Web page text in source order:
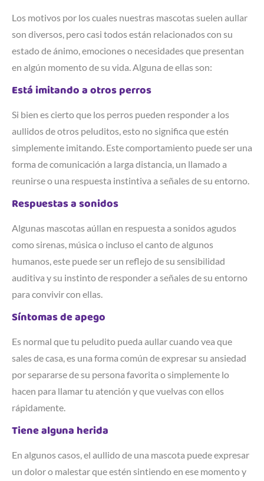
Los motivos por los cuales nuestras mascotas suelen aullar
son diversos, pero casi todos están relacionados con su
estado de ánimo, emociones o necesidades que presentan
en algún momento de su vida. Alguna de ellas son:
Está imitando a otros perros
Si bien es cierto que los perros pueden responder a los
aullidos de otros peluditos, esto no significa que estén
simplemente imitando. Este comportamiento puede ser una
forma de comunicación a larga distancia, un llamado a
reunirse o una respuesta instintiva a señales de su entorno.
Respuestas a sonidos
Algunas mascotas aúllan en respuesta a sonidos agudos
como sirenas, música o incluso el canto de algunos
humanos, este puede ser un reflejo de su sensibilidad
auditiva y su instinto de responder a señales de su entorno
para convivir con ellas.
Síntomas de apego
Es normal que tu peludito pueda aullar cuando vea que
sales de casa, es una forma común de expresar su ansiedad
por separarse de su persona favorita o simplemente lo
hacen para llamar tu atención y que vuelvas con ellos
rápidamente.
Tiene alguna herida
En algunos casos, el aullido de una mascota puede expresar
un dolor o malestar que estén sintiendo en ese momento y